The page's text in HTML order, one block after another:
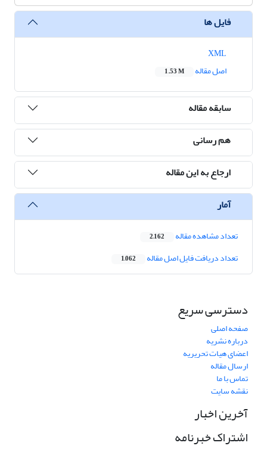
فایل ها
اصل مقاله
1.53 M
سابقه مقاله
هم رسانی
ارجاع به این مقاله
آمار
تعداد مشاهده مقاله 2,162
تعداد دریافت فایل اصل مقاله 1,062
دسترسی سریع
صفحه اصلی
درباره نشریه
اعضای هیات تحریریه
ارسال مقاله
تماس با ما
نقشه سایت
آخرین اخبار
اشتراک خبرنامه